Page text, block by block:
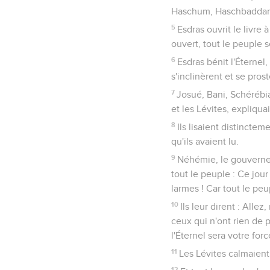
Haschum,
5 Esdras ouvrit le livre
ouvert, tout le peuple
6 Esdras bénit
s'inclinèrent et se
7 Josué, Bani,
et les Lévites,
8 Ils lisaient
qu'ils avaient lu.
9 Néhémie, le
tout le peuple : Ce jour
larmes ! Car tout le
10 Ils leur dirent : Allez,
ceux qui n'ont rien de
l'Éternel sera votre
11 Les Lévites